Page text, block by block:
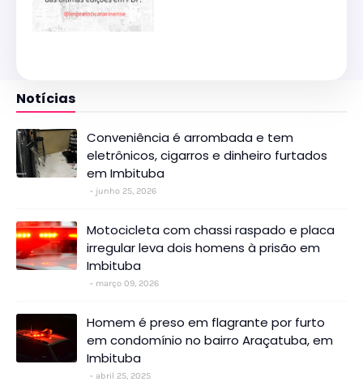
Notícias
Conveniência é arrombada e tem
eletrônicos, cigarros e dinheiro furtados
em Imbituba
junho 25, 2026
Motocicleta com chassi raspado e placa
irregular leva dois homens à prisão em
Imbituba
março 09, 2026
Homem é preso em flagrante por furto
em condomínio no bairro Araçatuba, em
Imbituba
abril 25, 2025